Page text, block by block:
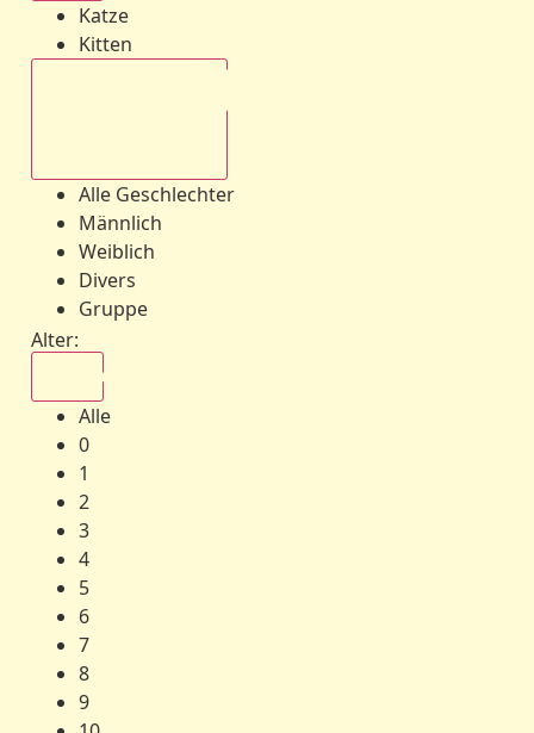
Katze
Kitten
Alle Geschlechter
Männlich
Weiblich
Divers
Gruppe
Alter:
Alle
0
1
2
3
4
5
6
7
8
9